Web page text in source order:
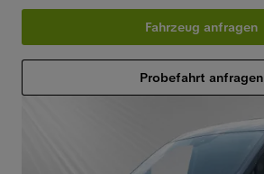
Fahrzeug anfragen
Probefahrt anfragen